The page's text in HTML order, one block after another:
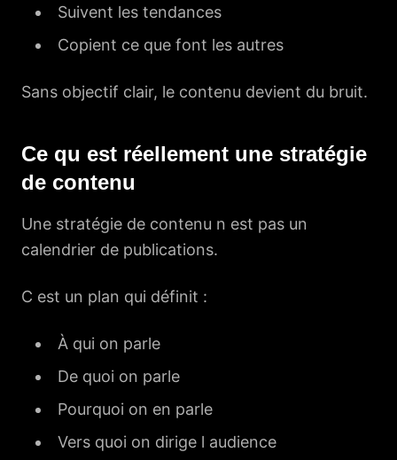
Suivent les tendances
Copient ce que font les autres
Sans objectif clair, le contenu devient du bruit.
Ce qu est réellement une stratégie
de contenu
Une stratégie de contenu n est pas un
calendrier de publications.
C est un plan qui définit :
À qui on parle
De quoi on parle
Pourquoi on en parle
Vers quoi on dirige l audience